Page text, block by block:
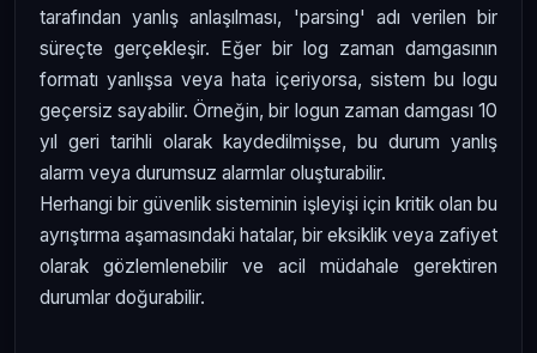
tarafından yanlış anlaşılması, 'parsing' adı verilen bir
süreçte gerçekleşir. Eğer bir log zaman damgasının
formatı yanlışsa veya hata içeriyorsa, sistem bu logu
geçersiz sayabilir. Örneğin, bir logun zaman damgası 10
yıl geri tarihli olarak kaydedilmişse, bu durum yanlış
alarm veya durumsuz alarmlar oluşturabilir.
Herhangi bir güvenlik sisteminin işleyişi için kritik olan bu
ayrıştırma aşamasındaki hatalar, bir eksiklik veya zafiyet
olarak gözlemlenebilir ve acil müdahale gerektiren
durumlar doğurabilir.